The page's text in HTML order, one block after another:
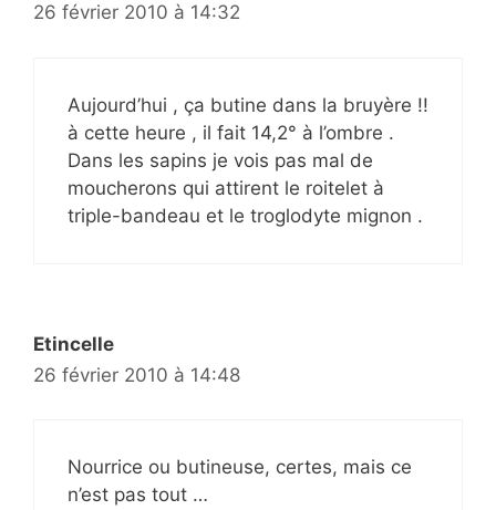
26 février 2010 à 14:32
Aujourd’hui , ça butine dans la bruyère !!
à cette heure , il fait 14,2° à l’ombre .
Dans les sapins je vois pas mal de
moucherons qui attirent le roitelet à
triple-bandeau et le troglodyte mignon .
Etincelle
26 février 2010 à 14:48
Nourrice ou butineuse, certes, mais ce
n’est pas tout …